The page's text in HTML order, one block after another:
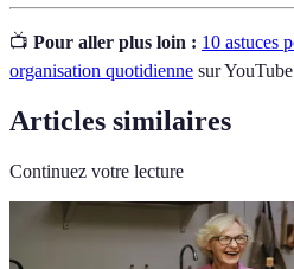
📺 Pour aller plus loin : 10 astuces
organisation quotidienne sur YouTube
Articles similaires
Continuez votre lecture